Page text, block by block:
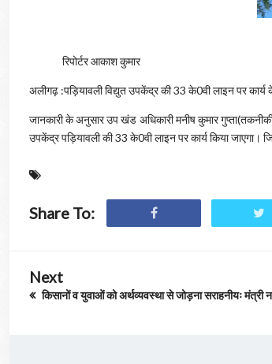
रिपोर्टर आकाश कुमार
अलीगढ़ :पड़ियावली विद्युत उपकेंद्र की 33 के0वी लाइन पर कार्य
जानकारी के अनुसार उप खंड अधिकारी मनीष कुमार
उपकेंद्र पड़ियावली की 33 के0वी लाइन पर कार्य किया जाएगा।
Share To:
Next
किसानों व युवाओं को अर्थव्यवस्था से जोड़ना सराहनीयः मंत्री